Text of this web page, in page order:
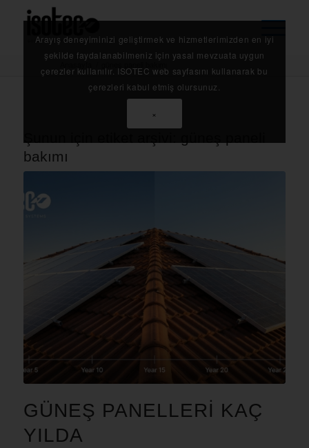
Anasayfa
bakımı
GÜNEŞ PANELLERI KAÇ
YILDA
Arayış deneyiminizi geliştirmek ve hizmetlerimizden en iyi
şekilde faydalanabilmeniz için yasal mevzuata uygun
çerezler kullanılır. ISOTEC web sayfasını kullanarak bu
çerezleri kabul etmiş olursunuz.
×